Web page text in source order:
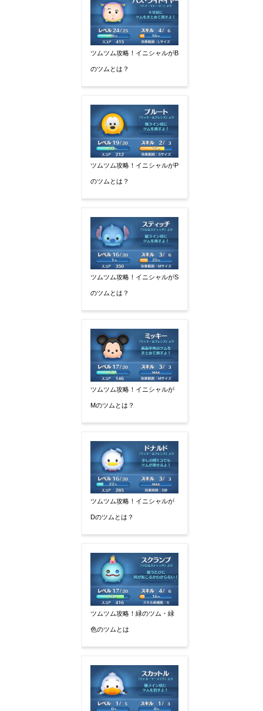
ツムツム攻略！イニシャルがB
のツムとは？
ツムツム攻略！イニシャルがP
のツムとは？
ツムツム攻略！イニシャルがS
のツムとは？
ツムツム攻略！イニシャルが
Mのツムとは？
ツムツム攻略！イニシャルが
Dのツムとは？
ツムツム攻略！緑のツム・緑
色のツムとは